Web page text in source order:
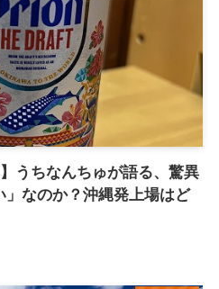
うちなんちゅが語る、驚異
なのか？沖縄発上場はど